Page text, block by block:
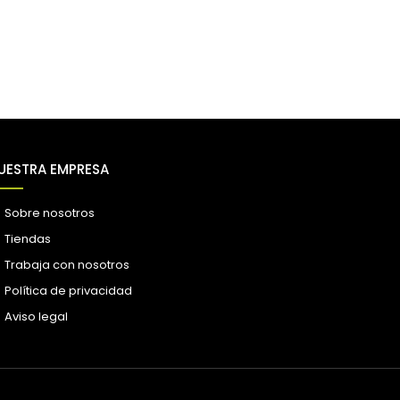
EMPRESA
Sobre nosotros
Tiendas
Trabaja con nosotros
Política de privacidad
Aviso legal